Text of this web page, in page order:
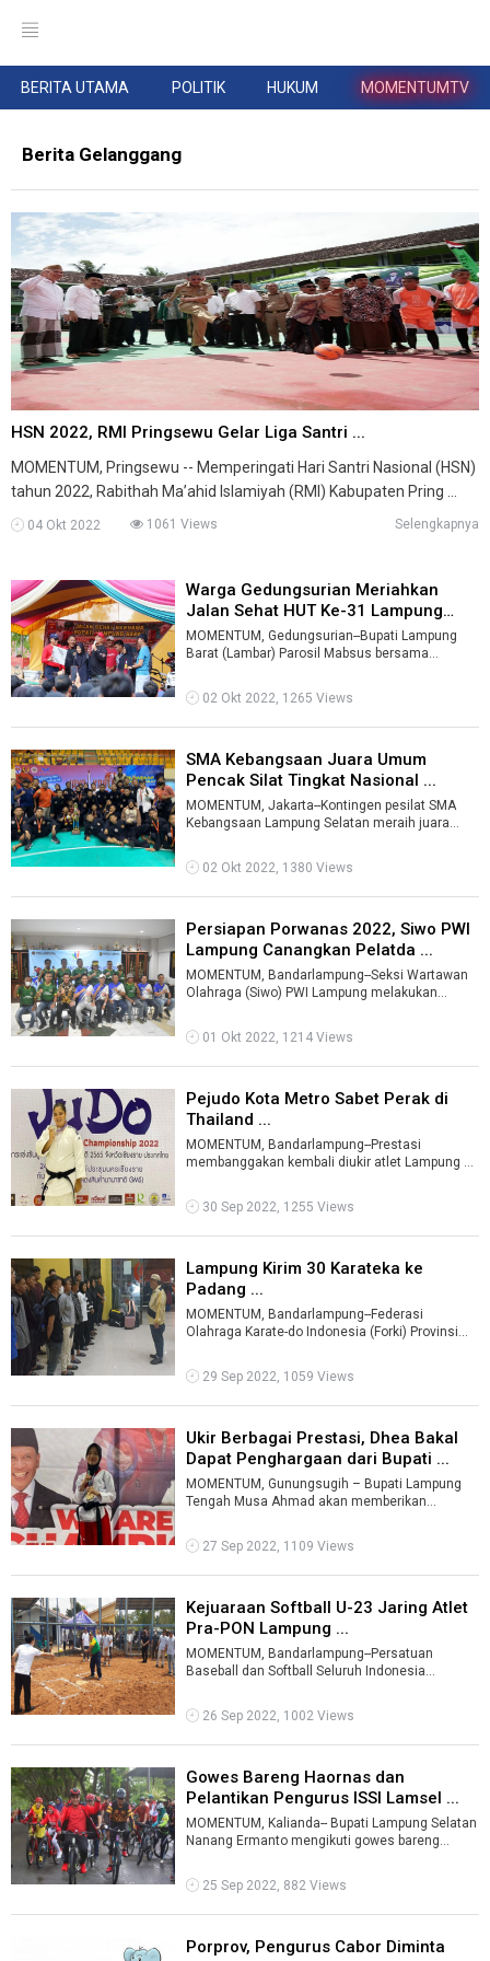
BERITA UTAMA POLITIK HUKUM MOMENTUMTV
Berita Gelanggang
HSN 2022, RMI Pringsewu Gelar Liga Santri ...
MOMENTUM, Pringsewu -- Memperingati Hari Santri Nasional (HSN)
tahun 2022, Rabithah Ma’ahid Islamiyah (RMI) Kabupaten Pring ...
04 Okt 2022 1061 Views Selengkapnya
Warga Gedungsurian Meriahkan
Jalan Sehat HUT Ke-31 Lampung
Barat ...
MOMENTUM, Gedungsurian--Bupati Lampung
Barat (Lambar) Parosil Mabsus bersama
melakukan jala ...
02 Okt 2022, 1265 Views
SMA Kebangsaan Juara Umum
Pencak Silat Tingkat Nasional ...
MOMENTUM, Jakarta--Kontingen pesilat SMA
Kebangsaan Lampung Selatan meraih juara
...
02 Okt 2022, 1380 Views
Persiapan Porwanas 2022, Siwo PWI
Lampung Canangkan Pelatda ...
MOMENTUM, Bandarlampung--Seksi Wartawan
Olahraga (Siwo) PWI Lampung melakukan
( ...
01 Okt 2022, 1214 Views
Pejudo Kota Metro Sabet Perak di
Thailand ...
MOMENTUM, Bandarlampung--Prestasi
membanggakan kembali diukir atlet Lampung di
30 Sep 2022, 1255 Views
Lampung Kirim 30 Karateka ke
Padang ...
MOMENTUM, Bandarlampung--Federasi
Olahraga Karate-do Indonesia (Forki) Provinsi
wasit ...
29 Sep 2022, 1059 Views
Ukir Berbagai Prestasi, Dhea Bakal
Dapat Penghargaan dari Bupati ...
MOMENTUM, Gunungsugih – Bupati Lampung
Tengah Musa Ahmad akan memberikan
satu pe ...
27 Sep 2022, 1109 Views
Kejuaraan Softball U-23 Jaring Atlet
Pra-PON Lampung ...
MOMENTUM, Bandarlampung--Persatuan
Baseball dan Softball Seluruh Indonesia
klu ...
26 Sep 2022, 1002 Views
Gowes Bareng Haornas dan
Pelantikan Pengurus ISSI Lamsel ...
MOMENTUM, Kalianda-- Bupati Lampung Selatan
Nanang Ermanto mengikuti gowes bareng
...
25 Sep 2022, 882 Views
Porprov, Pengurus Cabor Diminta